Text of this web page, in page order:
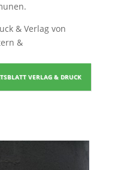
& Verlag von
&
VERLAG & DRUCK